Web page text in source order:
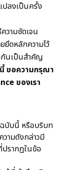
ปลงเป็นครั้ง
วามชัดเจน
ยึดหลักความไว้
กันเป็นสำคัญ
ขอความกรุณา
ของเรา
ฉบับนี้ หรือบริบท
วามดังกล่าวมี
ปรากฏในข้อ